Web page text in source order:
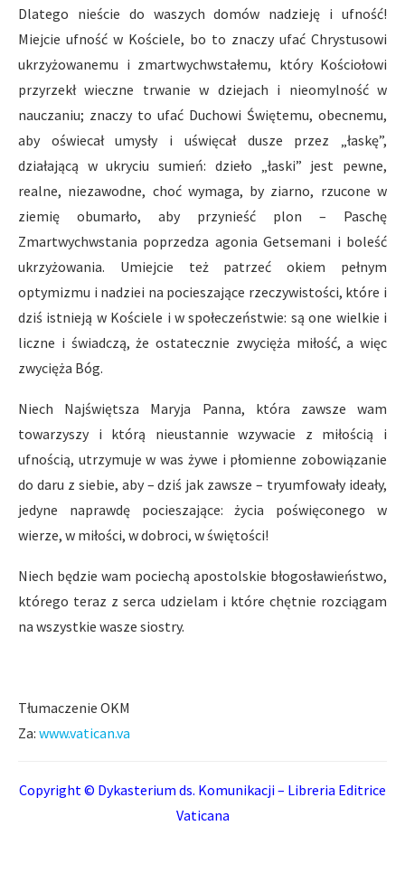
Dlatego nieście do waszych domów nadzieję i ufność!
Miejcie ufność w Kościele, bo to znaczy ufać Chrystusowi
ukrzyżowanemu i zmartwychwstałemu, który Kościołowi
przyrzekł wieczne trwanie w dziejach i nieomylność w
nauczaniu; znaczy to ufać Duchowi Świętemu, obecnemu,
aby oświecał umysły i uświęcał dusze przez „łaskę”,
działającą w ukryciu sumień: dzieło „łaski” jest pewne,
realne, niezawodne, choć wymaga, by ziarno, rzucone w
ziemię obumarło, aby przynieść plon – Paschę
Zmartwychwstania poprzedza agonia Getsemani i boleść
ukrzyżowania. Umiejcie też patrzeć okiem pełnym
optymizmu i nadziei na pocieszające rzeczywistości, które i
dziś istnieją w Kościele i w społeczeństwie: są one wielkie i
liczne i świadczą, że ostatecznie zwycięża miłość, a więc
zwycięża Bóg.
Niech Najświętsza Maryja Panna, która zawsze wam
towarzyszy i którą nieustannie wzywacie z miłością i
ufnością, utrzymuje w was żywe i płomienne zobowiązanie
do daru z siebie, aby – dziś jak zawsze – tryumfowały ideały,
jedyne naprawdę pocieszające: życia poświęconego w
wierze, w miłości, w dobroci, w świętości!
Niech będzie wam pociechą apostolskie błogosławieństwo,
którego teraz z serca udzielam i które chętnie rozciągam
na wszystkie wasze siostry.
Tłumaczenie OKM
Za: www.vatican.va
Copyright © Dykasterium ds. Komunikacji – Libreria Editrice
Vaticana